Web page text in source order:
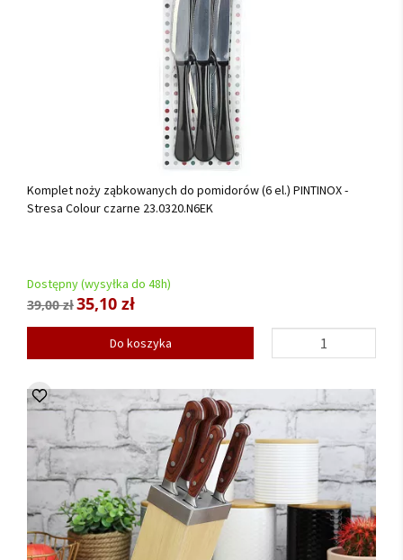
Komplet noży ząbkowanych do pomidorów (6 el.) PINTINOX -
Stresa Colour czarne 23.0320.N6EK
Dostępny (wysyłka do 48h)
39,00 zł35,10 zł
Do koszyka